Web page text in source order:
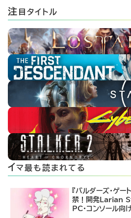
注 目タイトル
イマ最も読まれてる
『バルダーズ・ゲ
禁！開発Larian
PC・コンソール